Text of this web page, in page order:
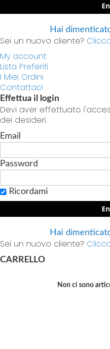
Hai
Sei un nuovo cliente?
My account
Lista Preferiti
I Miei Ordini
Contattaci
Effettua il login
Devi aver effettuato
dei desideri.
Email
Password
Ricordami
Hai
Sei un nuovo cliente?
CARRELLO
Non ci sono